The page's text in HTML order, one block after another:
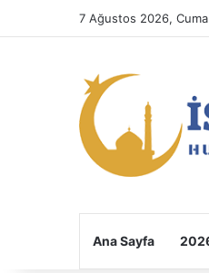
7 Ağustos 2026, Cuma
Ana Sayfa